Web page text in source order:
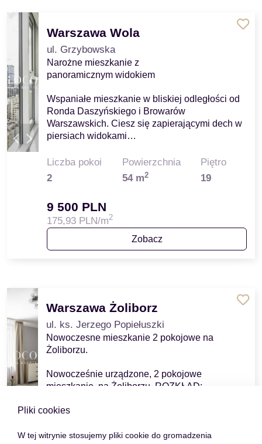
Warszawa Wola
ul. Grzybowska
Narożne mieszkanie z
panoramicznym widokiem
Wspaniałe mieszkanie w bliskiej odległości od
Ronda Daszyńskiego i Browarów
Warszawskich. Ciesz się zapierającymi dech w
piersiach widokami…
Liczba pokoi
2
Powierzchnia
54 m2
Piętro
19
9 500 PLN
175,93 PLN/m2
Zobacz
Warszawa Żoliborz
ul. ks. Jerzego Popiełuszki
Nowoczesne mieszkanie 2 pokojowe na
Żoliborzu.
Nowocześnie urządzone, 2 pokojowe
mieszkanie, na Żoliborzu. ROZKŁAD:
mieszkanie na Żoliborzu, o funkcjonaln…
Liczba pokoi Powierzchnia Piętro
Pliki cookies
W tej witrynie stosujemy pliki cookie do gromadzenia